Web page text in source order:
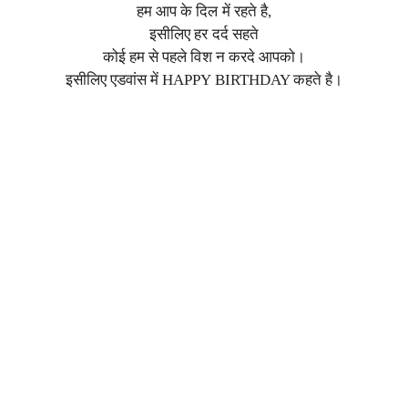
हम आप के दिल में रहते है,
इसीलिए हर दर्द सहते
कोई हम से पहले विश न करदे आपको।
इसीलिए एडवांस में HAPPY BIRTHDAY कहते है।